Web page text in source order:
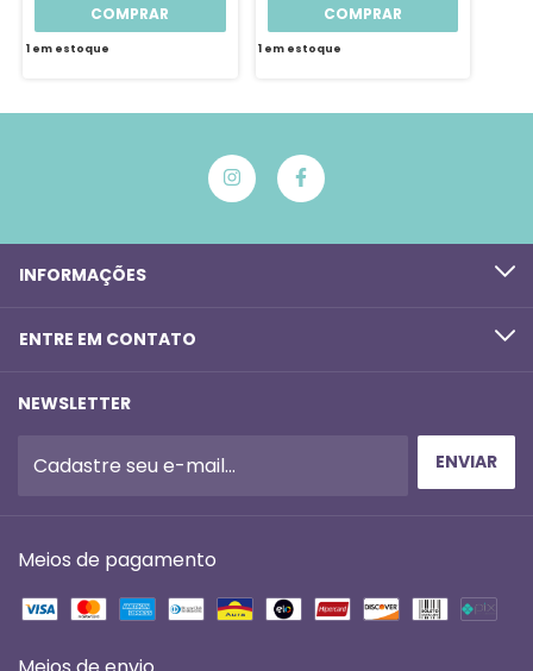
1em estoque 1 em estoque
INFORMAÇÕES
ENTRE EM CONTATO
NEWSLETTER
Meios de pagamento